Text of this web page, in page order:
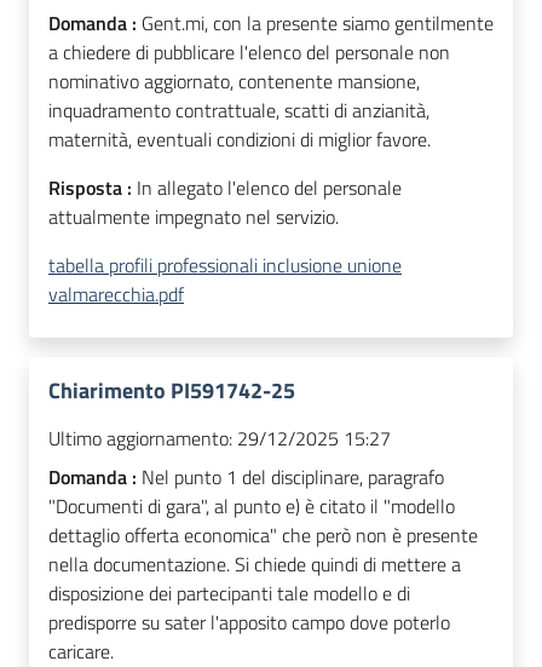
Domanda : Gent.mi, con la presente siamo gentilmente
a chiedere di pubblicare l'elenco del personale non
nominativo aggiornato, contenente mansione,
inquadramento contrattuale, scatti di anzianità,
maternità, eventuali condizioni di miglior favore.
Risposta : In allegato l'elenco del personale
attualmente impegnato nel servizio.
tabella profili professionali inclusione unione
valmarecchia.pdf
Chiarimento PI591742-25
Ultimo aggiornamento: 29/12/2025 15:27
Domanda : Nel punto 1 del disciplinare, paragrafo
"Documenti di gara", al punto e) è citato il "modello
dettaglio offerta economica" che però non è presente
nella documentazione. Si chiede quindi di mettere a
disposizione dei partecipanti tale modello e di
predisporre su sater l'apposito campo dove poterlo
caricare.